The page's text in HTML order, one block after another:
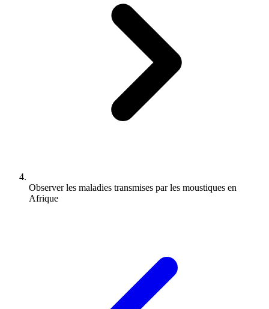
Observer les maladies transmises par les moustiques en
Afrique